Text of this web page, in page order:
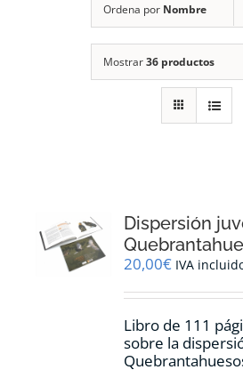
CARRITO
Ordena por Nombre
Mostrar36 productos
Dispersión
20,00€ IVA
Libro de 111
sobre la